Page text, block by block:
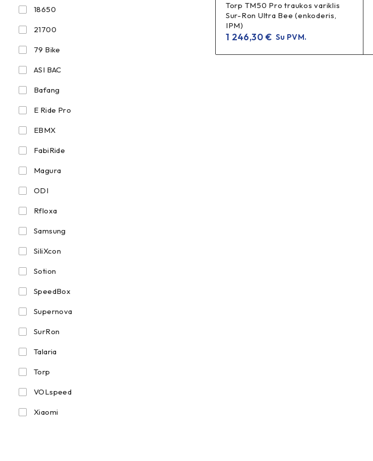
18650
21700
79 Bike
ASI BAC
Bafang
E Ride Pro
EBMX
FabiRide
Magura
ODI
Rfloxa
Samsung
SiliXcon
Sotion
SpeedBox
Supernova
SurRon
Talaria
Torp
VOLspeed
Xiaomi
Torp TM50 Pro traukos variklis
Sur-Ron Ultra Bee (enkoderis,
IPM)
1 246,30€ Su PVM.